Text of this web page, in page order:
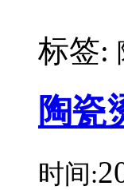
标签:
陶瓷
时间: